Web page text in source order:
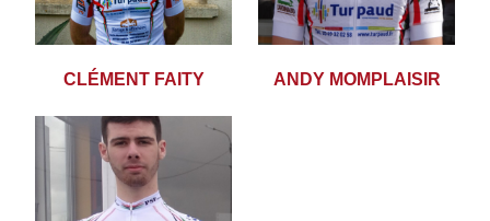
CLÉMENT FAITY ANDY MOMPLAISIR